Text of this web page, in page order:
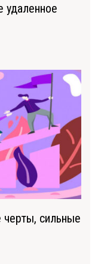
удаленное
сильные